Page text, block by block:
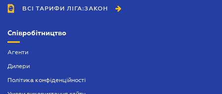
ВСІ ТАРИФИ ЛІГА:ЗАКОН
Співробітництво
Агенти
Дилери
Політика конфіденційності